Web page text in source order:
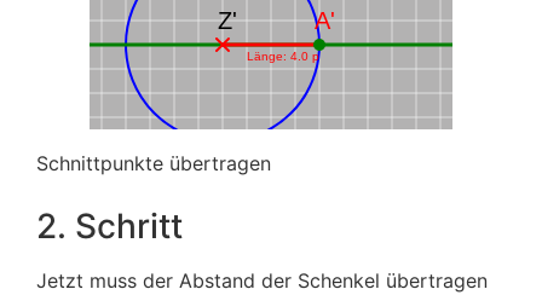
Z'
Länge: 2.2 p
Schnittpunkte übertragen
2. Schritt
Jetzt muss der Abstand der Schenkel übertragen